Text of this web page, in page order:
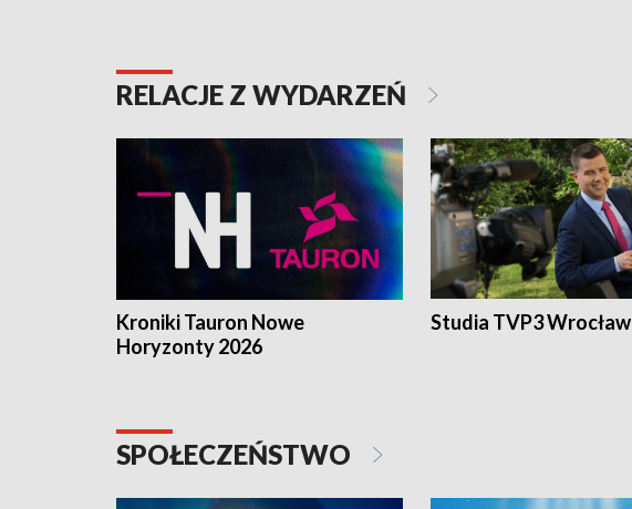
RELACJE Z WYDARZEŃ
Kroniki Tauron Nowe
Horyzonty 2026
Studia TVP3 Wrocław
SPOŁECZEŃSTWO